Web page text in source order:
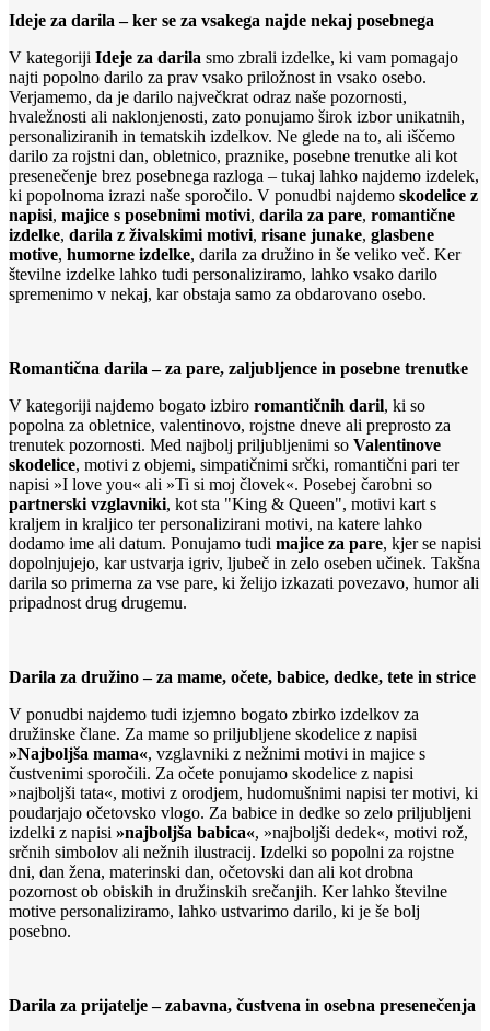
Ideje za darila – ker se za vsakega najde nekaj posebnega
V kategoriji Ideje za darila smo zbrali izdelke, ki vam pomagajo
najti popolno darilo za prav vsako priložnost in vsako osebo.
Verjamemo, da je darilo največkrat odraz naše pozornosti,
hvaležnosti ali naklonjenosti, zato ponujamo širok izbor unikatnih,
personaliziranih in tematskih izdelkov. Ne glede na to, ali iščemo
darilo za rojstni dan, obletnico, praznike, posebne trenutke ali kot
presenečenje brez posebnega razloga – tukaj lahko najdemo izdelek,
ki popolnoma izrazi naše sporočilo. V ponudbi najdemo skodelice z
napisi, majice s posebnimi motivi, darila za pare, romantične
izdelke, darila z živalskimi motivi, risane junake, glasbene
motive, humorne izdelke, darila za družino in še veliko več. Ker
številne izdelke lahko tudi personaliziramo, lahko vsako darilo
spremenimo v nekaj, kar obstaja samo za obdarovano osebo.
Romantična darila – za pare, zaljubljence in posebne trenutke
V kategoriji najdemo bogato izbiro romantičnih daril, ki so
popolna za obletnice, valentinovo, rojstne dneve ali preprosto za
trenutek pozornosti. Med najbolj priljubljenimi so Valentinove
skodelice, motivi z objemi, simpatičnimi srčki, romantični pari ter
napisi »I love you« ali »Ti si moj človek«. Posebej čarobni so
partnerski vzglavniki, kot sta "King & Queen", motivi kart s
kraljem in kraljico ter personalizirani motivi, na katere lahko
dodamo ime ali datum. Ponujamo tudi majice za pare, kjer se napisi
dopolnjujejo, kar ustvarja igriv, ljubeč in zelo oseben učinek. Takšna
darila so primerna za vse pare, ki želijo izkazati povezavo, humor ali
pripadnost drug drugemu.
Darila za družino – za mame, očete, babice, dedke, tete in strice
V ponudbi najdemo tudi izjemno bogato zbirko izdelkov za
družinske člane. Za mame so priljubljene skodelice z napisi
»Najboljša mama«, vzglavniki z nežnimi motivi in majice s
čustvenimi sporočili. Za očete ponujamo skodelice z napisi
»najboljši tata«, motivi z orodjem, hudomušnimi napisi ter motivi, ki
poudarjajo očetovsko vlogo. Za babice in dedke so zelo priljubljeni
izdelki z napisi »najboljša babica«, »najboljši dedek«, motivi rož,
srčnih simbolov ali nežnih ilustracij. Izdelki so popolni za rojstne
dni, dan žena, materinski dan, očetovski dan ali kot drobna
pozornost ob obiskih in družinskih srečanjih. Ker lahko številne
motive personaliziramo, lahko ustvarimo darilo, ki je še bolj
posebno.
Darila za prijatelje – zabavna, čustvena in osebna presenečenja